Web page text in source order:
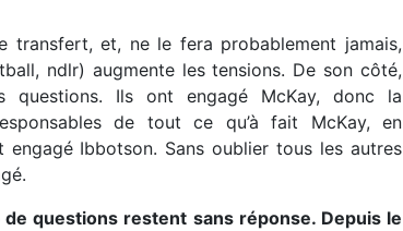
transfert, et, ne le fera probablement jamais,
ndlr) augmente les tensions. De son côté,
questions. Ils ont engagé McKay, donc la
de tout ce qu’à fait McKay, en
Ibbotson. Sans oublier tous les autres
questions restent sans réponse. Depuis le